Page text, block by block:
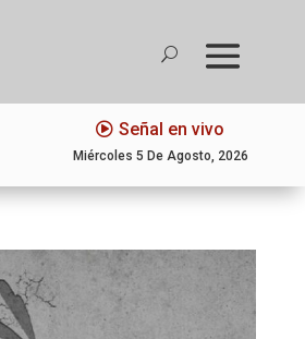
Señal en vivo
Miércoles 5 De Agosto, 2026